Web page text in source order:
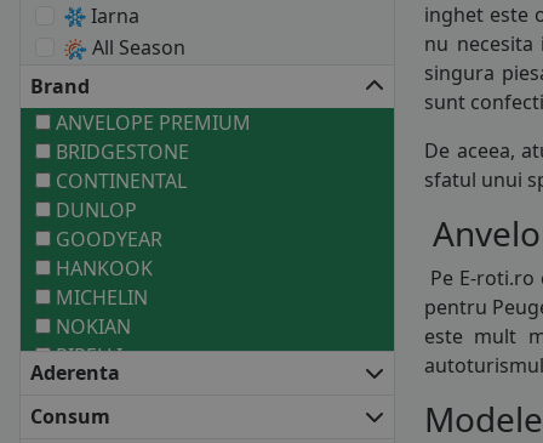
Iarna
All Season
Brand
ANVELOPE PREMIUM
BRIDGESTONE
CONTINENTAL
DUNLOP
GOODYEAR
HANKOOK
MICHELIN
NOKIAN
PIRELLI
ANVELOPE MEDII
BARUM
Aderenta
Consum
inghet este
nu
singura
sunt
De aceea,
sfatul unui
Pe E-
pentru
este mult